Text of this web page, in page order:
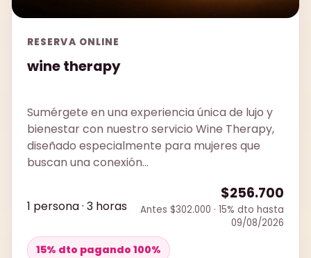
RESERVA ONLINE
wine therapy
Sumérgete en una experiencia única de lujo y
bienestar con nuestro servicio Wine Therapy,
diseñado especialmente para mujeres que
buscan una conexión...
1 persona · 3 horas
$256.700
Antes $302.000 · 15% dto hasta
09/08/2026
15% dto pagando 100%